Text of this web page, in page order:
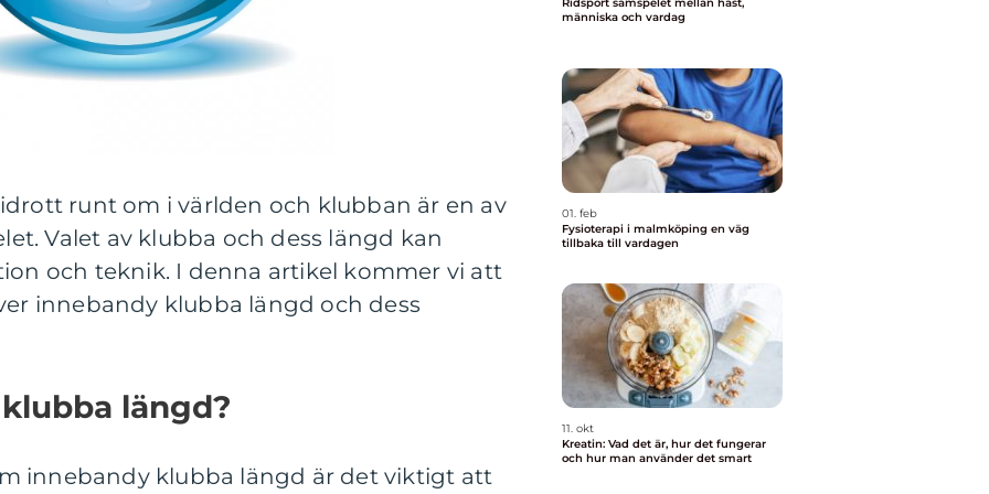
runt om i världen och klubban är en av
Valet av klubba och dess längd kan
och teknik. I denna artikel kommer vi att
innebandy klubba längd och dess
längd?
innebandy klubba längd är det viktigt att
människa och vardag
01. feb
Fysioterapi i malmköping en väg
tillbaka till vardagen
11. okt
Kreatin: Vad det är, hur det fungerar
och hur man använder det smart